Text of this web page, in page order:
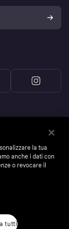
la tua
anche i dati con
o revocare il
tutti